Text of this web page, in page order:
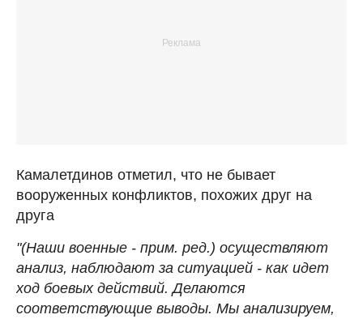
Камалетдинов отметил, что не бывает
вооруженных конфликтов, похожих друг на
друга
"(Наши военные - прим. ред.) осуществляют
анализ, наблюдают за ситуацией - как идет
ход боевых действий. Делаются
соответствующие выводы. Мы анализируем,